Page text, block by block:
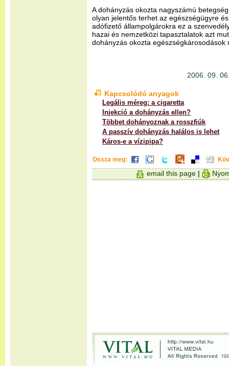
A dohányzás okozta nagyszámú
olyan jelentős terhet az egészségügyre
adófizető állampolgárokra ez a
hazai és nemzetközi tapasztalatok azt
dohányzás okozta egészségkárosodások
2006. 09.
Kapcsolódó anyagok
Legális méreg: a cigaretta
Injekció a dohányzás ellen?
Többet dohányoznak a rosszfiúk
A passzív dohányzás halálos is lehet
Káros-e a vízipipa?
Ossza meg:
email this page |